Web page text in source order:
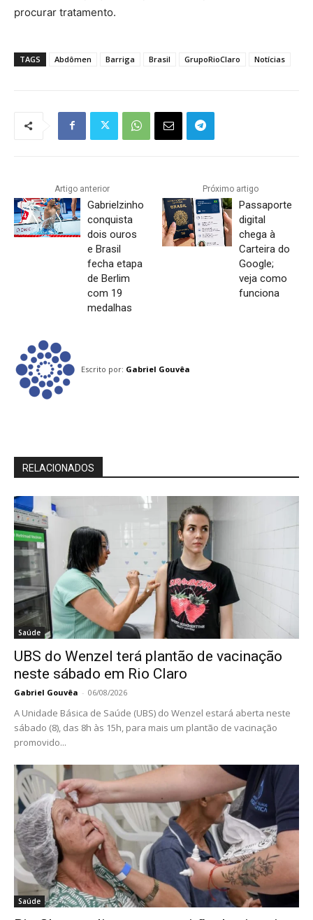
procurar tratamento.
TAGS Abdômen Barriga Brasil GrupoRioClaro Notícias
Artigo anterior
Gabrielzinho
conquista
dois ouros
e Brasil
fecha etapa
de Berlim
com 19
medalhas
Próximo artigo
Passaporte
digital
chega à
Carteira do
Google;
veja como
funciona
Escrito por: Gabriel Gouvêa
RELACIONADOS
Saúde
UBS do Wenzel terá plantão de vacinação
neste sábado em Rio Claro
Gabriel Gouvêa - 06/08/2026
A Unidade Básica de Saúde (UBS) do Wenzel estará aberta neste
sábado (8), das 8h às 15h, para mais um plantão de vacinação
promovido...
Saúde